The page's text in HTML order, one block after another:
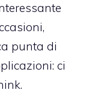
punta di
ci